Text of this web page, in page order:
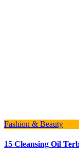
Fashion & Beauty
15 Cleansing Oil